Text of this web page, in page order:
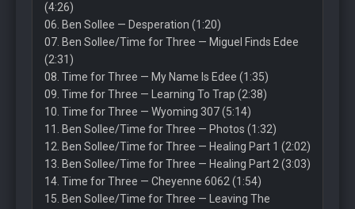
(4:26)
06. Ben Sollee — Desperation (1:20)
07. Ben Sollee/Time for Three — Miguel Finds Edee
(2:31)
08. Time for Three — My Name Is Edee (1:35)
09. Time for Three — Learning To Trap (2:38)
10. Time for Three — Wyoming 307 (5:14)
11. Ben Sollee/Time for Three — Photos (1:32)
12. Ben Sollee/Time for Three — Healing Part 1 (2:02)
13. Ben Sollee/Time for Three — Healing Part 2 (3:03)
14. Time for Three — Cheyenne 6062 (1:54)
15. Ben Sollee/Time for Three — Leaving The